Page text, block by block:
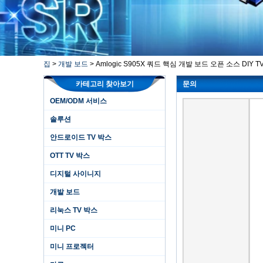
집 > 개발 보드 > Amlogic S905X 쿼드 핵심 개발 보드 오픈 소스 DIY
카테고리 찾아보기
OEM/ODM 서비스
솔루션
안드로이드 TV 박스
OTT TV 박스
디지털 사이니지
개발 보드
리눅스 TV 박스
미니 PC
미니 프로젝터
문의